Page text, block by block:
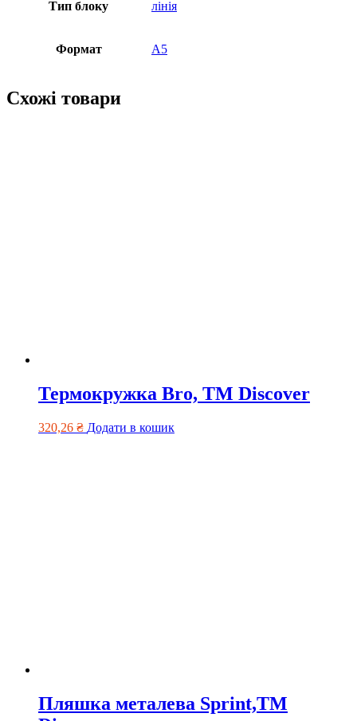
Тип блоку лінія
Формат А5
Схожі товари
Термокружка Bro, TM Discover
320,26 ₴ Додати в кошик
Пляшка металева Sprint,TM